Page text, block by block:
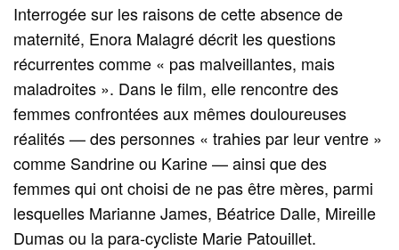
Interrogée sur les raisons de cette absence de
maternité, Enora Malagré décrit les questions
récurrentes comme « pas malveillantes, mais
maladroites ». Dans le film, elle rencontre des
femmes confrontées aux mêmes douloureuses
réalités — des personnes « trahies par leur ventre »
comme Sandrine ou Karine — ainsi que des
femmes qui ont choisi de ne pas être mères, parmi
lesquelles Marianne James, Béatrice Dalle, Mireille
Dumas ou la para‑cycliste Marie Patouillet.